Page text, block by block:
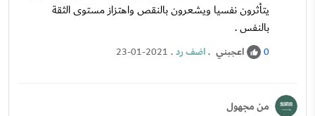
يتأثرون نفسيا ويشعرون بالنقص واهتزاز مستوى الثقة
بالنفس .
0 اعجبني .اضف رد.
23-01-2021
من مجهول